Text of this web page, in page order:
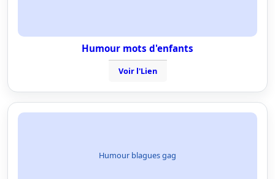
Humour mots d'enfants
Voir l'Lien
Humour blagues gag